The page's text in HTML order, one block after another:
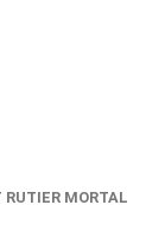
RUTIER MORTAL